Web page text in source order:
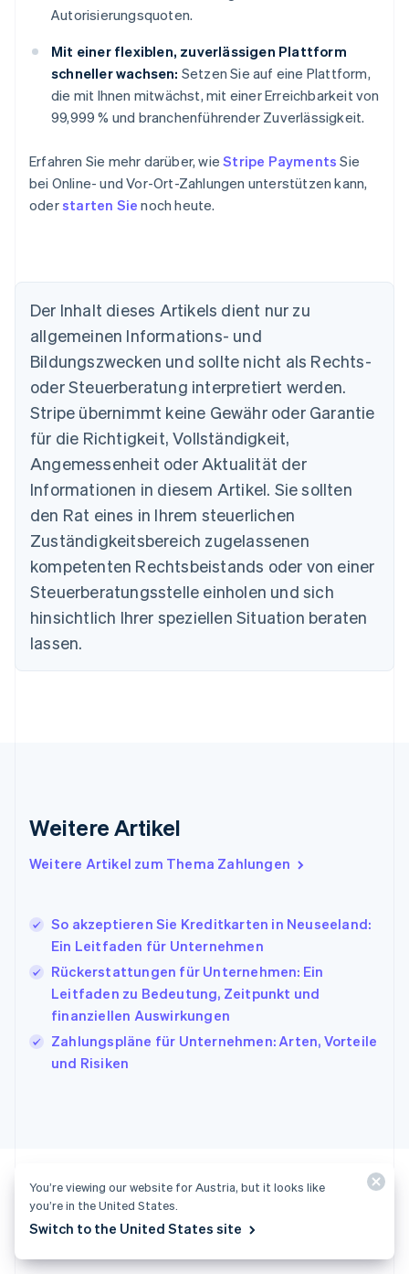
Autorisierungsquoten.
Mit einer flexiblen, zuverlässigen Plattform
schneller wachsen: Setzen Sie auf eine Plattform,
die mit Ihnen mitwächst, mit einer Erreichbarkeit von
99,999 % und branchenführender Zuverlässigkeit.
Erfahren Sie mehr darüber, wieStripe Payments Sie
bei Online- und Vor-Ort-Zahlungen unterstützen kann,
oderstarten Sie noch heute.
Der Inhalt dieses Artikels dient nur zu
allgemeinen Informations- und
Bildungszwecken und sollte nicht als Rechts-
oder Steuerberatung interpretiert werden.
Stripe übernimmt keine Gewähr oder Garantie
für die Richtigkeit, Vollständigkeit,
Angemessenheit oder Aktualität der
Informationen in diesem Artikel. Sie sollten
den Rat eines in Ihrem steuerlichen
Zuständigkeitsbereich zugelassenen
kompetenten Rechtsbeistands oder von einer
Steuerberatungsstelle einholen und sich
hinsichtlich Ihrer speziellen Situation beraten
lassen.
Weitere Artikel
Weitere Artikel zum Thema Zahlungen
So akzeptieren Sie Kreditkarten in Neuseeland:
Ein Leitfaden für Unternehmen
Rückerstattungen für Unternehmen: Ein
Leitfaden zu Bedeutung, Zeitpunkt und
finanziellen Auswirkungen
Zahlungspläne für Unternehmen: Arten, Vorteile
und Risiken
Startklar?
Australien
English
Belgien
Nederlands Français DeutschEnglish
Brasilien
PortuguêsEnglish
English
Dänemark
English
Deutschland
Deutsch English
Estland
Festlandchina
简体中文English
Finnland
English
Frankreich
Irland
Italien
日本語 English
EnglishFrançais
Kroatien
EnglishItaliano
Lettland
Liechtenstein
DeutschEnglish
Malta
English
Mexiko
You’re viewing our website for Austria, but it looks like
you’re in the United States.
Switch to the United States site